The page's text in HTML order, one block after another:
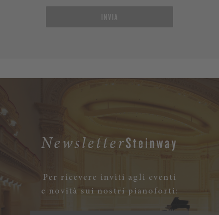
INVIA
NewsletterSteinway
Per ricevere inviti agli eventi
e novità sui nostri pianoforti: